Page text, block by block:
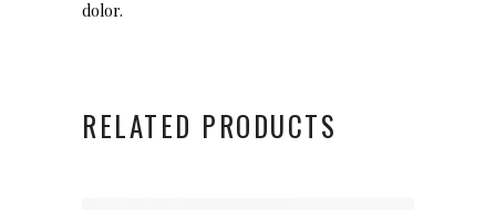
dolor.
RELATED PRODUCTS